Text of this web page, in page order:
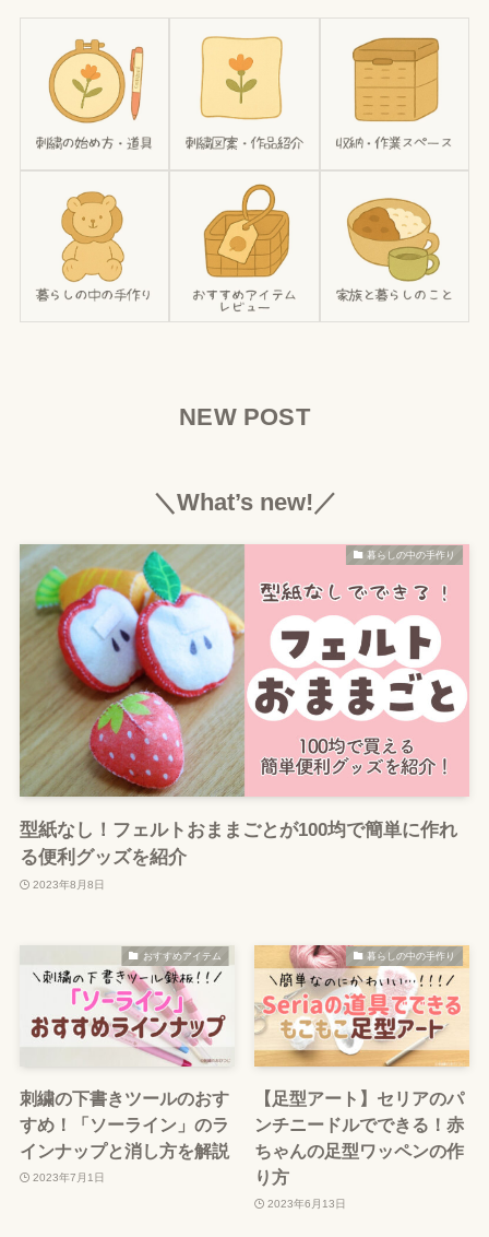
NEW POST
＼What’s new!／
暮らしの中の手作り
型紙なし！フェルトおままごとが100均で簡単に作れ
る便利グッズを紹介
2023年8月8日
おすすめアイテム
刺繍の下書きツールのおす
すめ！「ソーライン」のラ
インナップと消し方を解説
2023年7月1日
暮らしの中の手作り
【足型アート】セリアのパ
ンチニードルでできる！赤
ちゃんの足型ワッペンの作
り方
2023年6月13日